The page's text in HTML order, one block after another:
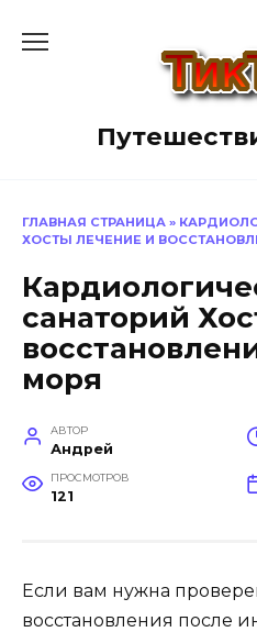
ГЛАВНАЯ СТРАНИЦА »
ХОСТЫ ЛЕЧЕНИЕ И
санаторий
моря
АВТОР
Андрей
ПРОСМОТРОВ
121
Если вам нужна
восстановления после